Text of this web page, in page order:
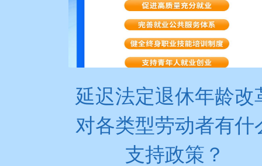
延迟法定退休年龄改
对各类型劳动者有什
支持政策？